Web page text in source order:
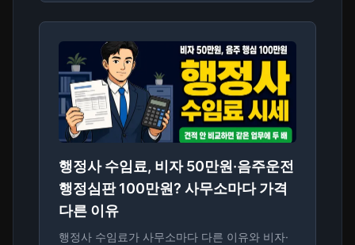
행정사 수임료, 비자 50만원·음주운전
행정심판 100만원? 사무소마다 가격
다른 이유
행정사 수임료가 사무소마다 다른 이유와 비자·